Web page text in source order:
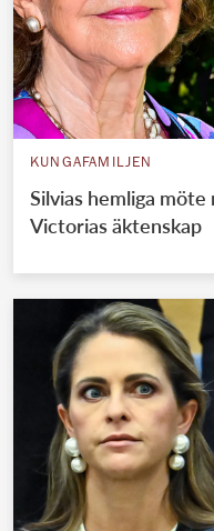
KUNGAFAMILJEN
Silvias hemliga
Victorias äktenskap